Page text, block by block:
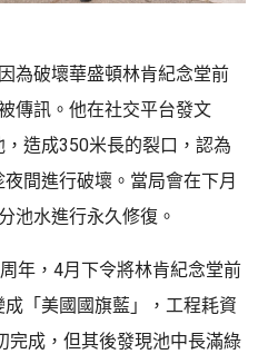
為破壞華盛頓林肯紀念堂前
傳訊。他在社交平台發文
造成350米長的裂口，認為
間進行破壞。當局會在下月
池水進行永久修復。
年，4月下令將林肯紀念堂前
「美國國旗藍」，工程耗資
完成，但其後發現池中長滿綠